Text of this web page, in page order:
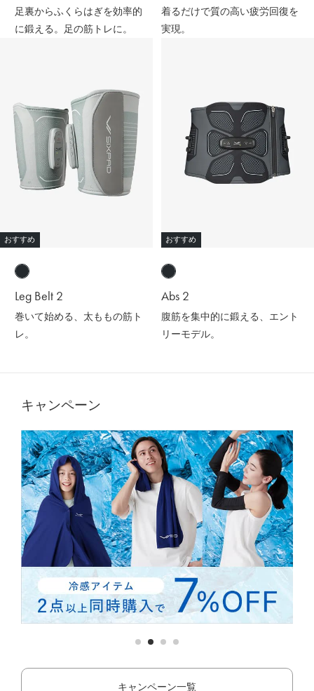
足裏からふくらはぎを効率的
に鍛える。足の筋トレに。
着るだけで質の高い疲労回復を
実現。
おすすめ
Leg Belt 2
巻いて始める、太ももの筋ト
レ。
おすすめ
Abs 2
腹筋を集中的に鍛える、エント
リーモデル。
キャンペーン
キャンペーン一覧